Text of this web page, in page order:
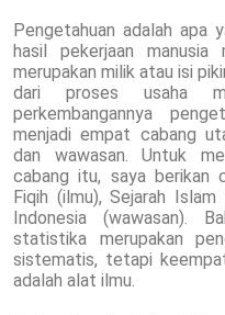
Pengetahuan adalah apa
hasil pekerjaan manusia
merupakan milik atau isi
dari proses usaha
perkembangannya
menjadi empat cabang
dan wawasan. Untuk
cabang itu, saya berikan
Fiqih (ilmu), Sejarah
Indonesia (wawasan).
statistika merupakan
sistematis, tetapi
adalah alat ilmu.